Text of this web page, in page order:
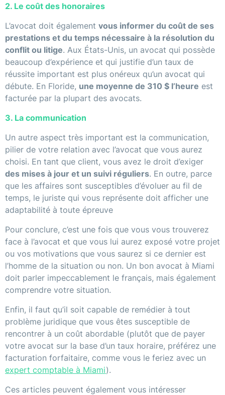
2. Le coût des honoraires
L’avocat doit également vous informer du coût de ses
prestations et du temps nécessaire à la résolution du
conflit ou litige. Aux États-Unis, un avocat qui possède
beaucoup d’expérience et qui justifie d’un taux de
réussite important est plus onéreux qu’un avocat qui
débute. En Floride, une moyenne de 310 $ l’heure est
facturée par la plupart des avocats.
3. La communication
Un autre aspect très important est la communication,
pilier de votre relation avec l’avocat que vous aurez
choisi. En tant que client, vous avez le droit d’exiger
des mises à jour et un suivi réguliers. En outre, parce
que les affaires sont susceptibles d’évoluer au fil de
temps, le juriste qui vous représente doit afficher une
adaptabilité à toute épreuve
Pour conclure, c’est une fois que vous vous trouverez
face à l’avocat et que vous lui aurez exposé votre projet
ou vos motivations que vous saurez si ce dernier est
l’homme de la situation ou non. Un bon avocat à Miami
doit parler impeccablement le français, mais également
comprendre votre situation.
Enfin, il faut qu’il soit capable de remédier à tout
problème juridique que vous êtes susceptible de
rencontrer à un coût abordable (plutôt que de payer
votre avocat sur la base d’un taux horaire, préférez une
facturation forfaitaire, comme vous le feriez avec un
expert comptable à Miami).
Ces articles peuvent également vous intéresser